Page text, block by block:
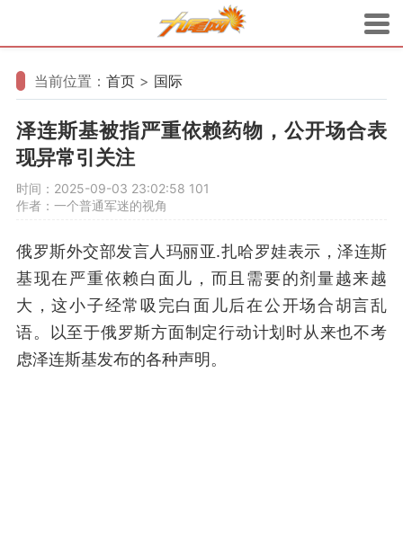
当前位置： 首页 > 国际
泽连斯基被指严重依赖药物，公开场合表
现异常引关注
时间：2025-09-03 23:02:58 101
作者：一个普通军迷的视角
俄罗斯外交部发言人玛丽亚.扎哈罗娃表示，泽连斯
基现在严重依赖白面儿，而且需要的剂量越来越
大，这小子经常吸完白面儿后在公开场合胡言乱
语。以至于俄罗斯方面制定行动计划时从来也不考
虑泽连斯基发布的各种声明。